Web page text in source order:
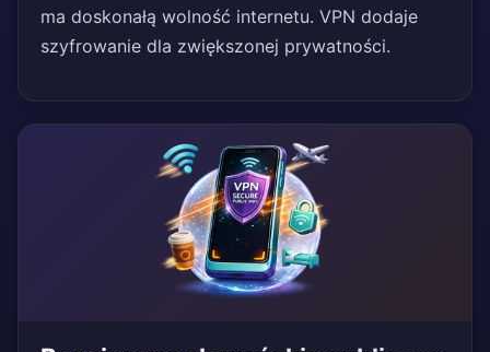
ma doskonałą wolność internetu. VPN dodaje
szyfrowanie dla zwiększonej prywatności.